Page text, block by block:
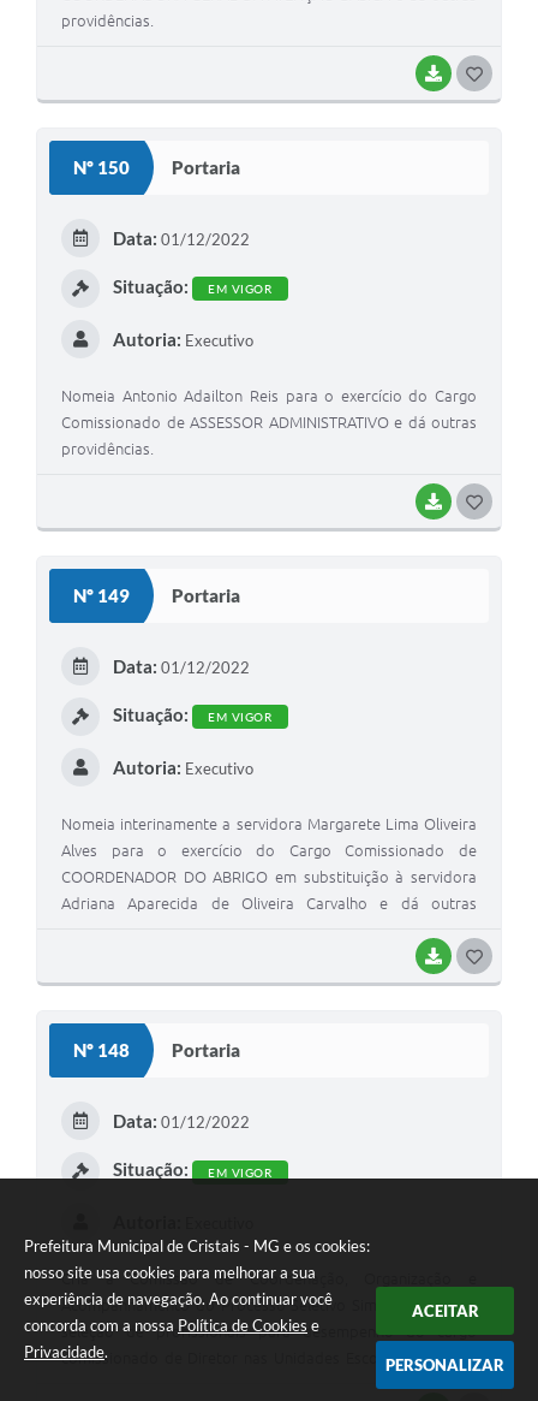
Prefeitura Municipal de Cristais - MG e os cookies:
nosso site usa cookies para melhorar a sua
experiência de navegação. Ao continuar você
concorda com a nossa Política de Cookies e
Privacidade.
ACEITAR
PERSONALIZAR
BAIXAR
providências.
Nº 150 Portaria
BAIXAR
Data: 01/12/2022
Situação: EM VIGOR
Autoria: Executivo
Nomeia Antonio Adailton Reis para o exercício do Cargo
Comissionado de ASSESSOR ADMINISTRATIVO e dá outras
providências.
Nº 149 Portaria
BAIXAR
Data: 01/12/2022
Situação: EM VIGOR
Autoria: Executivo
Nomeia interinamente a servidora Margarete Lima Oliveira
Alves para o exercício do Cargo Comissionado de
COORDENADOR DO ABRIGO em substituição à servidora
Adriana Aparecida de Oliveira Carvalho e dá outras
Nº 148 Portaria
Data: 01/12/2022
Situação: EM VIGOR
Cria a Comissão de Coordenação, Organização e
Acompanhamento do Processo Seletivo Simplificado para
seleção de profissionais para desempenho do cargo
comissionado de Diretor nas Unidades Escolares da Rede
Municipal de Educação de Cristais-MG e dá outras